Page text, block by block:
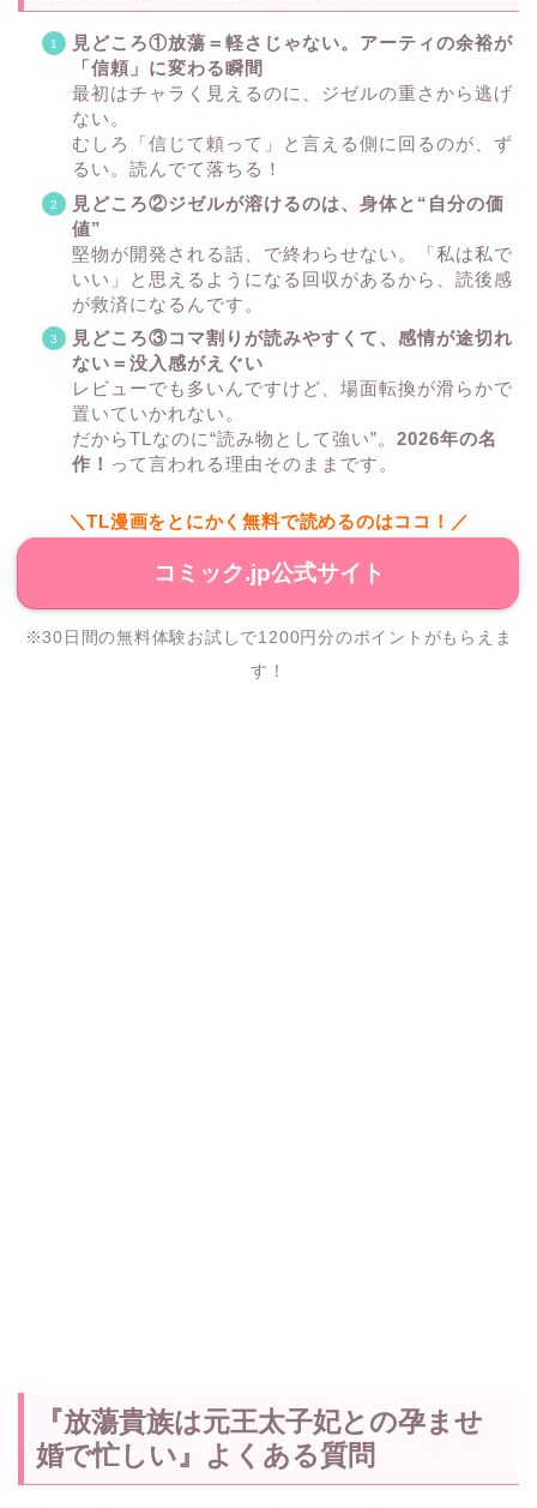
見どころ①放蕩＝軽さじゃない。アーティの余裕が
「信頼」に変わる瞬間
最初はチャラく見えるのに、ジゼルの重さから逃げ
ない。
むしろ「信じて頼って」と言える側に回るのが、ず
るい。読んでて落ちる！
見どころ②ジゼルが溶けるのは、身体と“自分の価
値”
堅物が開発される話、で終わらせない。「私は私で
いい」と思えるようになる回収があるから、読後感
が救済になるんです。
見どころ③コマ割りが読みやすくて、感情が途切れ
ない＝没入感がえぐい
レビューでも多いんですけど、場面転換が滑らかで
置いていかれない。
だからTLなのに“読み物として強い”。 2026年の名
作！ って言われる理由そのままです。
＼TL漫画をとにかく無料で読めるのはココ！／
コミック.jp公式サイト
※30日間の無料体験お試しで1200円分のポイントがもらえま
す！
『放蕩貴族は元王太子妃との孕ませ
婚で忙しい』よくある質問